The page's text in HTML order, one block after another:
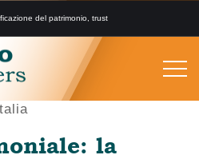
del patrimonio, trust
la